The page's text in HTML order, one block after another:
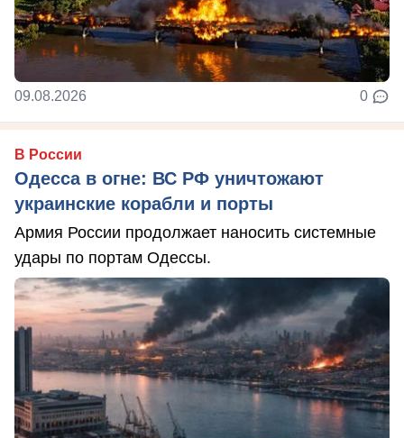
09.08.2026 0
В России
Одесса в огне: ВС РФ уничтожают
украинские корабли и порты
Армия России продолжает наносить системные
удары по портам Одессы.